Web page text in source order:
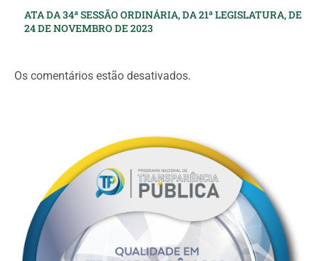
ATA DA 34ª SESSÃO ORDINÁRIA, DA 21ª LEGISLATURA, DE
24 DE NOVEMBRO DE 2023
Os comentários estão desativados.